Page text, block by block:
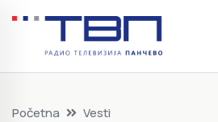
Početna
Vesti